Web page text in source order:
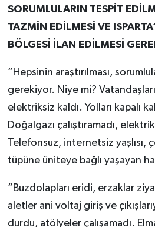
SORUMLULARIN TESPİT
TAZMİN EDİLMESİ VE
BÖLGESİ İLAN EDİLMESİ
“Hepsinin araştırılması,
gerekiyor. Niye mi?
elektriksiz kaldı. Yolları kapalı
Doğalgazı çalıştıramadı,
Telefonsuz, internetsiz yaşlısı,
tüpüne üniteye bağlı yaşayan
“Buzdolapları eridi, erzaklar
aletler ani voltaj giriş ve
durdu, atölyeler çalışamadı.